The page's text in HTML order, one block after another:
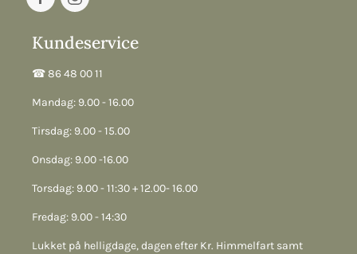
Kundeservice
☎︎ 86 48 00 11
Mandag: 9.00 - 16.00
Tirsdag: 9.00 - 15.00
Onsdag: 9.00 -16.00
Torsdag: 9.00 - 11:30 + 12.00- 16.00
Fredag: 9.00 - 14:30
Lukket på helligdage, dagen efter Kr. Himmelfart samt